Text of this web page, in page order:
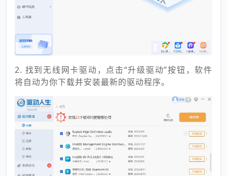
2. 找到无线网卡驱动，点击“升级驱动”按钮，软件
将自动为你下载并安装最新的驱动程序。